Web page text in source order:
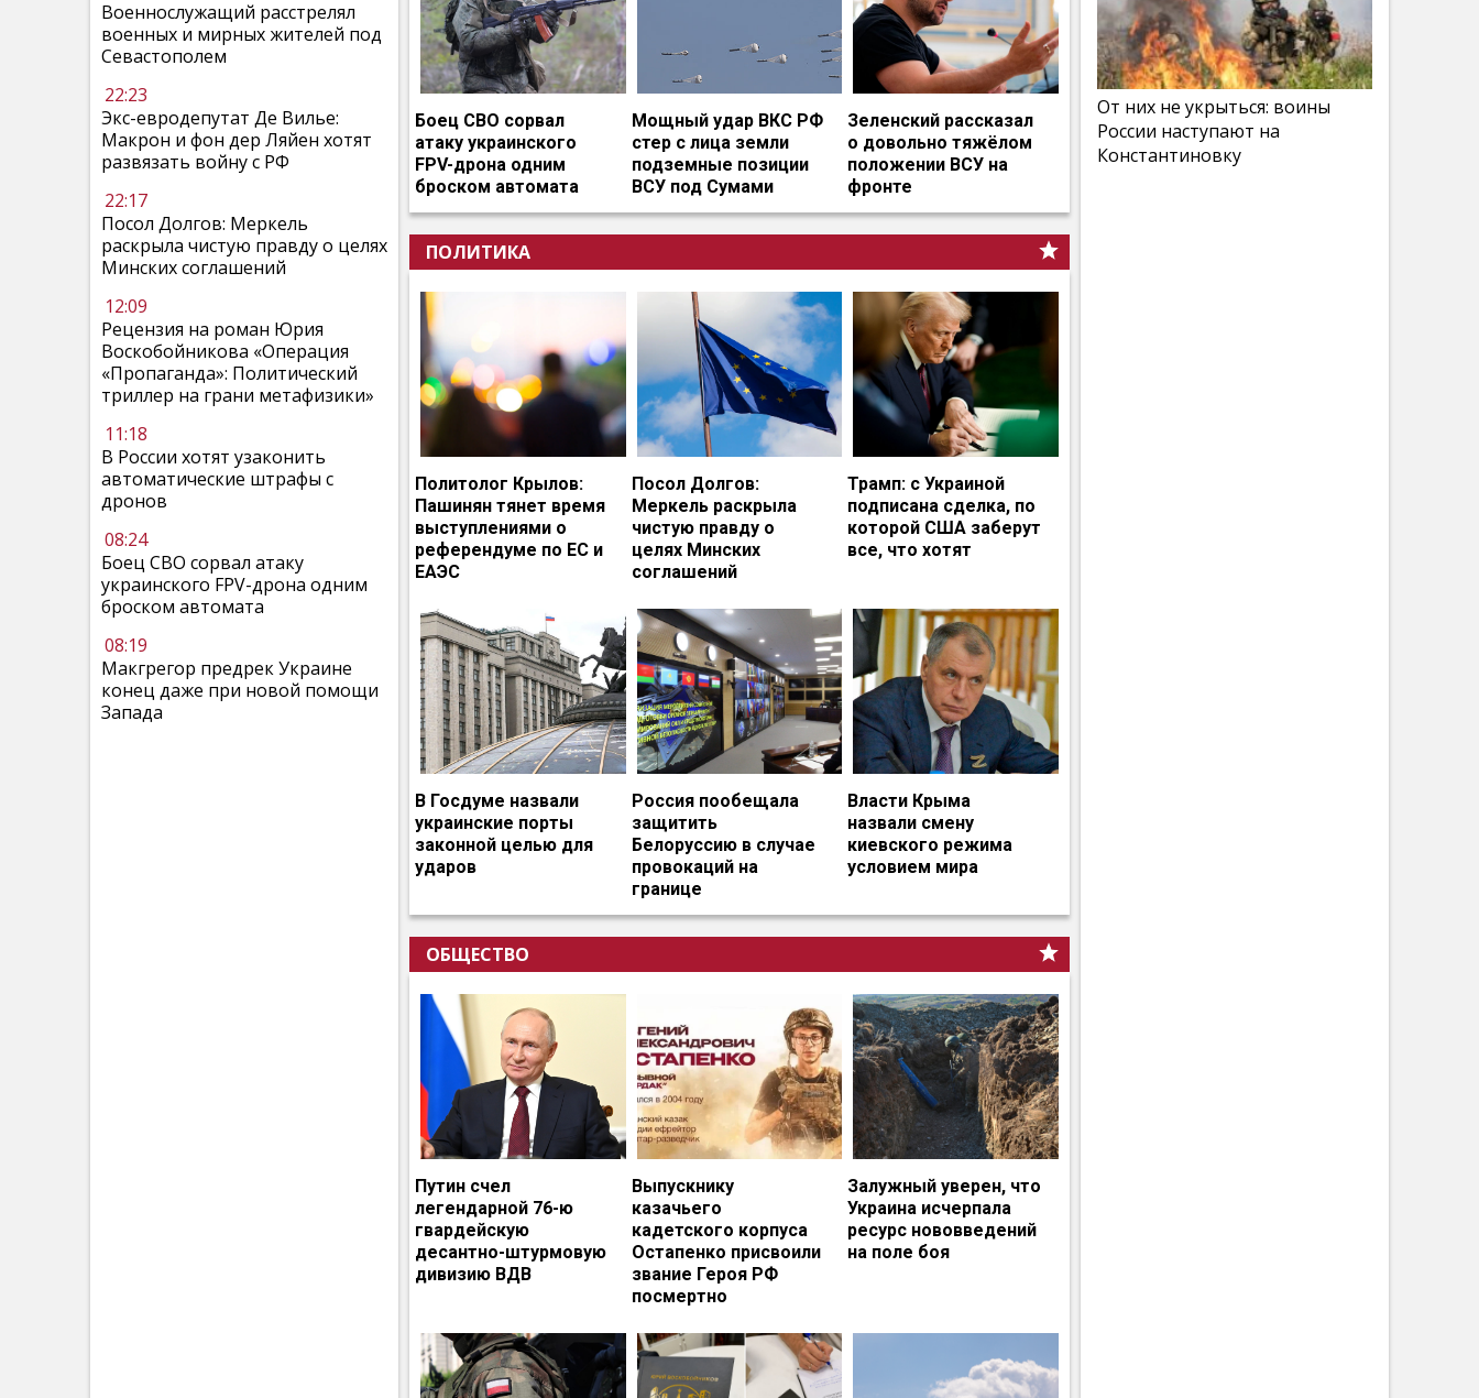
Военнослужащий расстрелял
военных и мирных жителей под
Севастополем
22:23
Экс-евродепутат Де Вилье:
Макрон и фон дер Ляйен хотят
развязать войну с РФ
22:17
Посол Долгов: Меркель
раскрыла чистую правду о целях
Минских соглашений
12:09
Рецензия на роман Юрия
Воскобойникова «Операция
«Пропаганда»: Политический
триллер на грани метафизики»
11:18
В России хотят узаконить
автоматические штрафы с
дронов
08:24
Боец СВО сорвал атаку
украинского FPV-дрона одним
броском автомата
08:19
Макгрегор предрек Украине
конец даже при новой помощи
Запада
Боец СВО сорвал
атаку украинского
FPV-дрона одним
броском автомата
Мощный удар ВКС РФ
стер с лица земли
подземные позиции
ВСУ под Сумами
Зеленский рассказал
о довольно тяжёлом
положении ВСУ на
фронте
ПОЛИТИКА
Политолог Крылов:
Пашинян тянет время
выступлениями о
референдуме по ЕС и
ЕАЭС
Посол Долгов:
Меркель раскрыла
чистую правду о
целях Минских
соглашений
Трамп: с Украиной
подписана сделка, по
которой США заберут
все, что хотят
В Госдуме назвали
украинские порты
законной целью для
ударов
Россия пообещала
защитить
Белоруссию в случае
провокаций на
границе
Власти Крыма
назвали смену
киевского режима
условием мира
ОБЩЕСТВО
Путин счел
легендарной 76-ю
гвардейскую
десантно-штурмовую
дивизию ВДВ
Выпускнику
казачьего
кадетского корпуса
Остапенко присвоили
звание Героя РФ
посмертно
Залужный уверен, что
Украина исчерпала
ресурс нововведений
на поле боя
От них не укрыться: воины
России наступают на
Константиновку